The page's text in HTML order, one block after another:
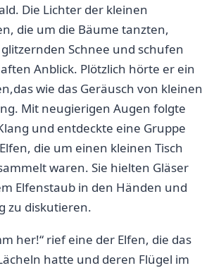
Die⁢ Lichter ‌der kleinen
die um die Bäume tanzten,‌
Schnee und schufen
Anblick. Plötzlich ⁢hörte er ein
wie ​das Geräusch von kleinen⁢
Mit neugierigen Augen folgte
und⁣ entdeckte eine Gruppe
die um einen kleinen Tisch
waren. Sie hielten Gläser
Elfenstaub in den Händen und
zu diskutieren.
her!“ rief eine der Elfen, die das
hatte und deren Flügel im​